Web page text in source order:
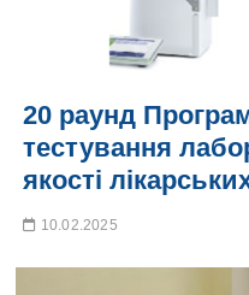
20 раунд
тестування
якості
10.02.2025